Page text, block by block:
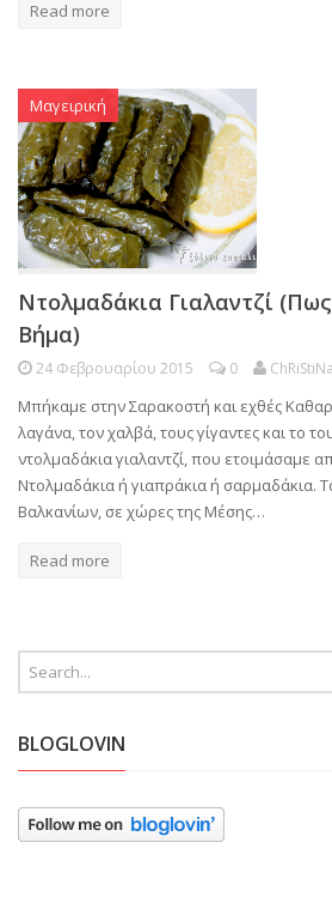
Read more
Μαγειρική
Ντολμαδάκια Γιαλαντζί
Βήμα)
24 Φεβρουαρίου 2015 0 ChRiStiNa
Μπήκαμε στην Σαρακοστή και εχθές
λαγάνα, τον χαλβά, τους γίγαντες και το
ντολμαδάκια γιαλαντζί, που ετοιμάσαμε
Ντολμαδάκια ή γιαπράκια ή σαρμαδάκια.
Βαλκανίων, σε χώρες της Μέσης…
Read more
BLOGLOVIN